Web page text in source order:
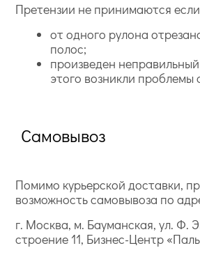
Претензии не принимаются
от одного рулона
полос;
произведен
этого возникли проблемы
Самовывоз
Помимо курьерской доставки,
возможность самовывоза по
г. Москва, м. Бауманская, ул. Ф.
строение 11, Бизнес-Центр